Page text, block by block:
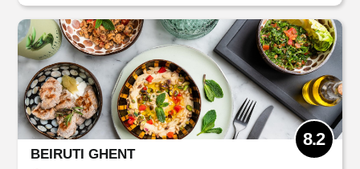
BEIRUTI GHENT
8.2